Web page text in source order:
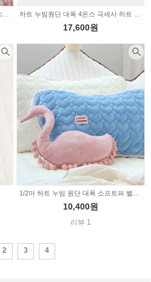
17,600원
10,400원
리뷰 1
2 3 4